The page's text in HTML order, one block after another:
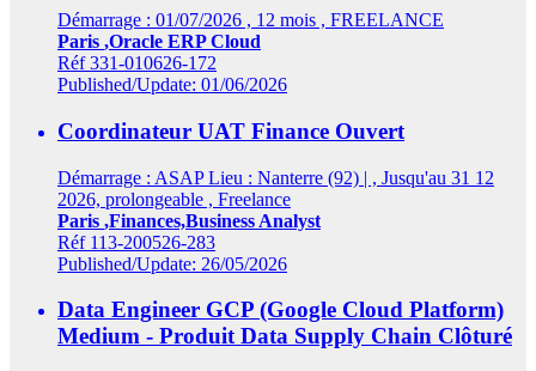
Démarrage : 01/07/2026 , 12 mois , FREELANCE
Paris ,Oracle ERP Cloud
Réf 331-010626-172
Published/Update: 01/06/2026
Coordinateur UAT Finance Ouvert
Démarrage : ASAP Lieu : Nanterre (92) | , Jusqu'au 31 12
2026, prolongeable , Freelance
Paris ,Finances,Business Analyst
Réf 113-200526-283
Published/Update: 26/05/2026
Data Engineer GCP (Google Cloud Platform)
Medium - Produit Data Supply Chain Clôturé